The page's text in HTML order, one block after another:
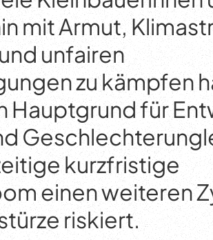
mit Armut,
unfairen
zu kämpfen
Hauptgrund für
kurzfristige
einen weiteren
riskiert.